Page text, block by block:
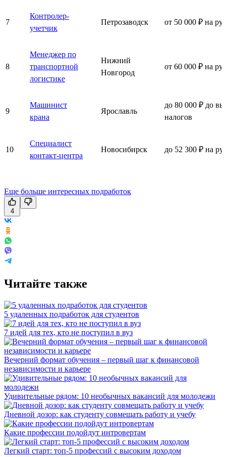
7
Контролер-
учетчик
Петрозаводск от 50 000 ₽ на
8
Менеджер по
транспортной
логистике
Нижний
Новгород
от 60 000 ₽ на
9
Машинист
крана
Ярославль
до 80 000 ₽ до
налогов
10
Специалист
контакт-центра
Новосибирск до 52 300 ₽ на
Еще больше интересных подработок
4
Читайте также
5 удаленных подработок для студентов
7 идей для тех, кто не поступил в вуз
Вечерний формат обучения – первый шаг к финансовой
независимости и карьере
Удивительные рядом: 10 необычных вакансий для молодежи
Дневной дозор: как студенту совмещать работу и учебу
Какие профессии подойдут интровертам
Легкий старт: топ-5 профессий с высоким доходом